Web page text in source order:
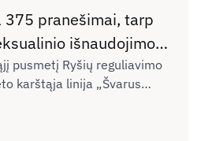
pranešimai, tarp
išnaudojimo
patyčias
pusmetį Ryšių reguliavimo
karštąja linija „Švarus